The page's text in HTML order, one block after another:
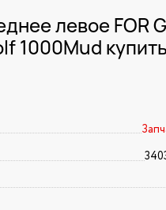
левое FOR
1000Mud